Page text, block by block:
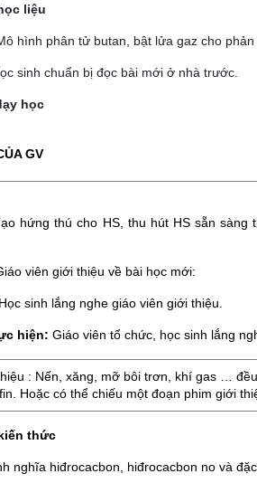
liệu
hình phân tử butan, bật lửa gaz cho phản
sinh chuẩn bị đọc bài mới ở nhà trước.
học
GV
hứng thú cho HS, thu hút HS sẵn sàng
viên giới thiệu về bài học mới:
Học sinh lắng nghe giáo viên giới thiệu.
hiện: Giáo viên tổ chức, học sinh lắng
: Nến, xăng, mỡ bôi trơn, khí gas …
Hoặc có thể chiếu một đoạn phim giới
thức
nghĩa hiđrocacbon, hiđrocacbon no và